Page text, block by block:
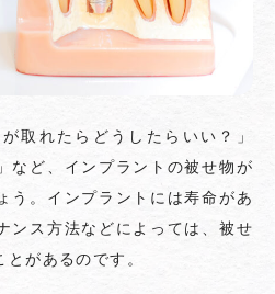
取れたらどうしたらいい？」
など、インプラントの被せ物が
う。インプラントには寿命があ
ンス方法などによっては、被せ
があるのです。